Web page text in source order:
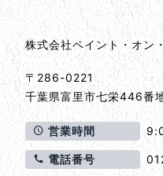
株式会社ペイント・オン
〒286-0221
千葉県富里市七栄446番
営業時間
電話番号